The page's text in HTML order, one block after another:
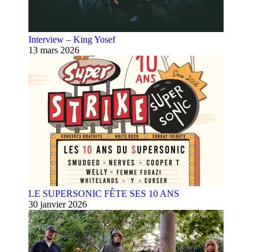
Interview – King Yosef
13 mars 2026
LE SUPERSONIC FÊTE SES 10 ANS
30 janvier 2026